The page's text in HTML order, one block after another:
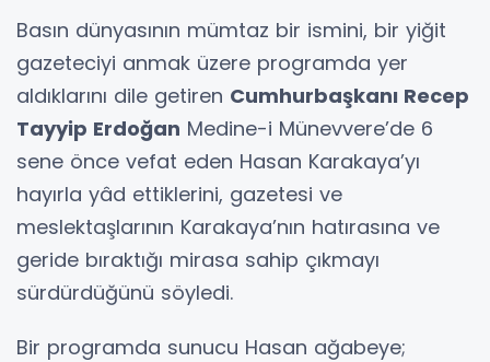
Basın dünyasının mümtaz bir ismini, bir yiğit
gazeteciyi anmak üzere programda yer
aldıklarını dile getiren Cumhurbaşkanı Recep
Tayyip Erdoğan Medine-i Münevvere’de 6
sene önce vefat eden Hasan Karakaya’yı
hayırla yâd ettiklerini, gazetesi ve
meslektaşlarının Karakaya’nın hatırasına ve
geride bıraktığı mirasa sahip çıkmayı
sürdürdüğünü söyledi.
Bir programda sunucu Hasan ağabeye;